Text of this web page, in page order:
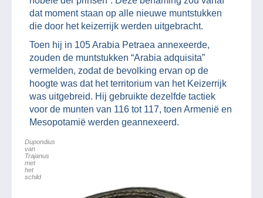
dat moment staan op alle nieuwe muntstukken
die door het keizerrijk werden uitgebracht.
Toen hij in 105 Arabia Petraea annexeerde,
zouden de muntstukken “Arabia adquisita”
vermelden, zodat de bevolking ervan op de
hoogte was dat het territorium van het Keizerrijk
was uitgebreid. Hij gebruikte dezelfde tactiek
voor de munten van 116 tot 117, toen Armenië en
Mesopotamië werden geannexeerd.
Dupondius
van
Trajanus
met
het
schild